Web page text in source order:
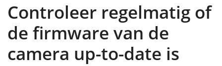
Controleer regelmatig of
de firmware van de
camera up-to-date is